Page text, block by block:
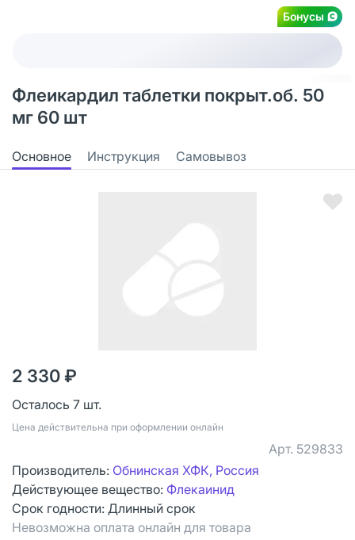
Бонусы
Флеикардил таблетки покрыт.об. 50
мг 60 шт
Основное Инструкция Самовывоз
2 330 ₽
Осталось 7 шт.
Цена действительна при оформлении онлайн
Арт. 529833
Производитель: Обнинская ХФК, Россия
Действующее вещество: Флекаинид
Срок годности: Длинный срок
Невозможна оплата онлайн для товара